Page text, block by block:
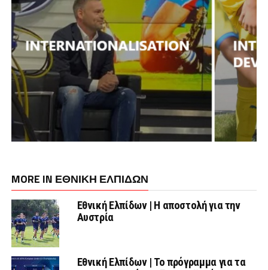
MORE IN ΕΘΝΙΚΗ ΕΛΠΙΔΩΝ
Εθνική Ελπίδων | Η αποστολή για την
Αυστρία
Εθνική Ελπίδων | Το πρόγραμμα για τα